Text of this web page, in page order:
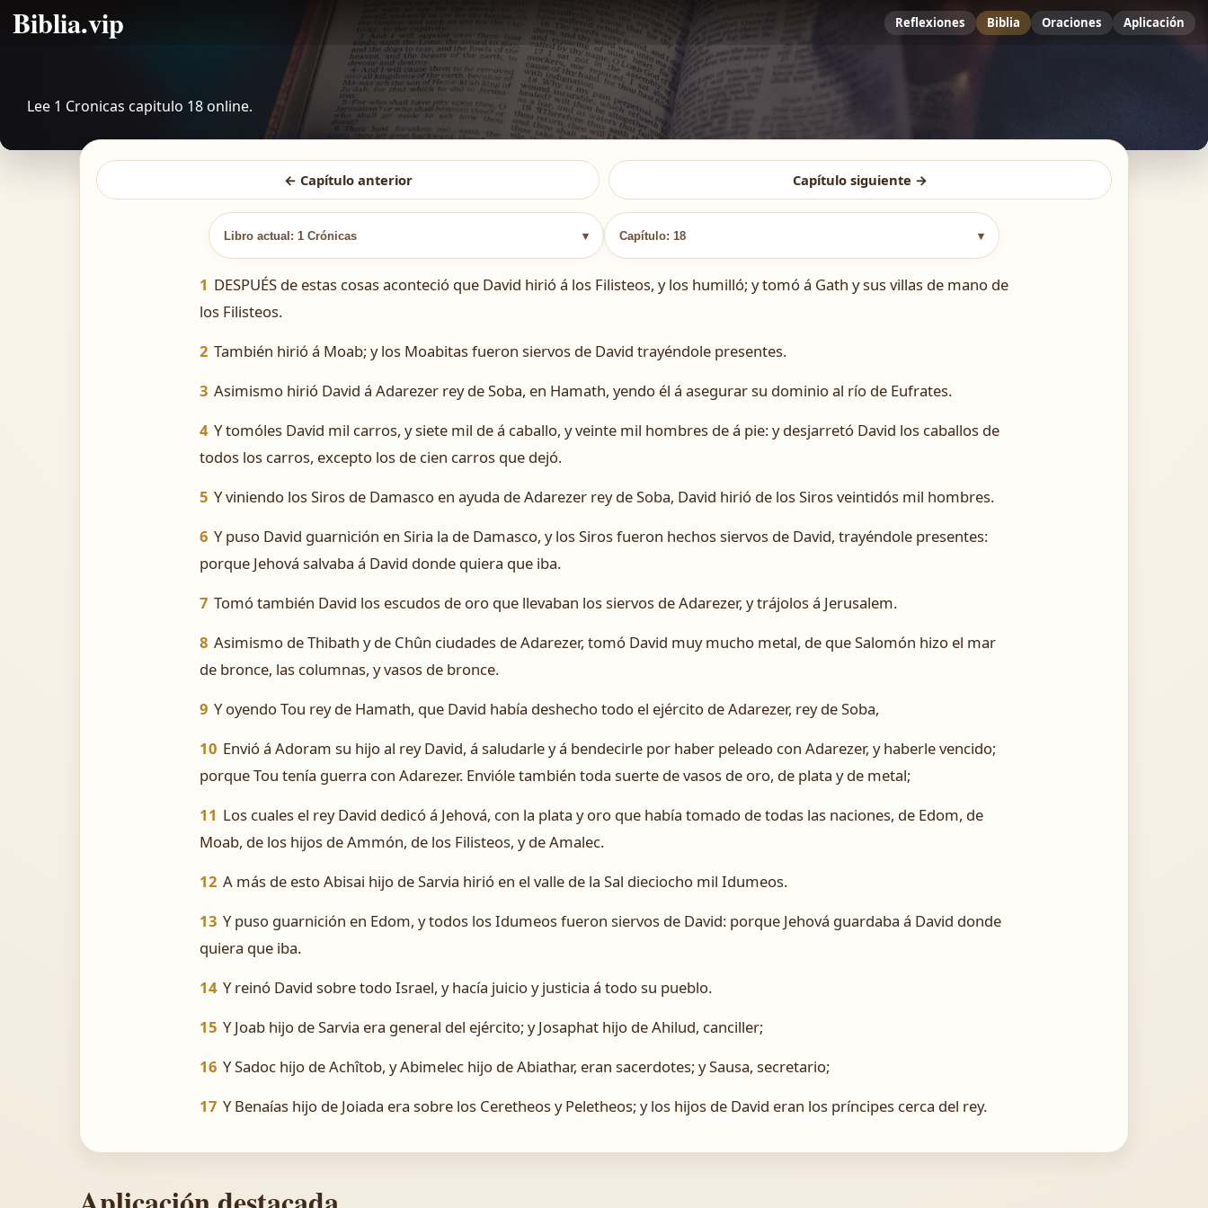
Biblia.vip Reflexiones Biblia Oraciones Aplicación
Lee 1 Cronicas capitulo 18 online.
← Capítulo anterior Capítulo siguiente →
Libro actual: 1 Crónicas ▾ Capítulo: 18 ▾
1 DESPUÉS de estas cosas aconteció que David hirió á los Filisteos, y los humilló; y tomó á Gath y sus villas de mano de
los Filisteos.
2 También hirió á Moab; y los Moabitas fueron siervos de David trayéndole presentes.
3 Asimismo hirió David á Adarezer rey de Soba, en Hamath, yendo él á asegurar su dominio al río de Eufrates.
4 Y tomóles David mil carros, y siete mil de á caballo, y veinte mil hombres de á pie: y desjarretó David los caballos de
todos los carros, excepto los de cien carros que dejó.
5 Y viniendo los Siros de Damasco en ayuda de Adarezer rey de Soba, David hirió de los Siros veintidós mil hombres.
6 Y puso David guarnición en Siria la de Damasco, y los Siros fueron hechos siervos de David, trayéndole presentes:
porque Jehová salvaba á David donde quiera que iba.
7 Tomó también David los escudos de oro que llevaban los siervos de Adarezer, y trájolos á Jerusalem.
8 Asimismo de Thibath y de Chûn ciudades de Adarezer, tomó David muy mucho metal, de que Salomón hizo el mar
de bronce, las columnas, y vasos de bronce.
9 Y oyendo Tou rey de Hamath, que David había deshecho todo el ejército de Adarezer, rey de Soba,
10 Envió á Adoram su hijo al rey David, á saludarle y á bendecirle por haber peleado con Adarezer, y haberle vencido;
porque Tou tenía guerra con Adarezer. Envióle también toda suerte de vasos de oro, de plata y de metal;
11 Los cuales el rey David dedicó á Jehová, con la plata y oro que había tomado de todas las naciones, de Edom, de
Moab, de los hijos de Ammón, de los Filisteos, y de Amalec.
12 A más de esto Abisai hijo de Sarvia hirió en el valle de la Sal dieciocho mil Idumeos.
13 Y puso guarnición en Edom, y todos los Idumeos fueron siervos de David: porque Jehová guardaba á David donde
quiera que iba.
14 Y reinó David sobre todo Israel, y hacía juicio y justicia á todo su pueblo.
15 Y Joab hijo de Sarvia era general del ejército; y Josaphat hijo de Ahilud, canciller;
16 Y Sadoc hijo de Achîtob, y Abimelec hijo de Abiathar, eran sacerdotes; y Sausa, secretario;
17 Y Benaías hijo de Joiada era sobre los Ceretheos y Peletheos; y los hijos de David eran los príncipes cerca del rey.